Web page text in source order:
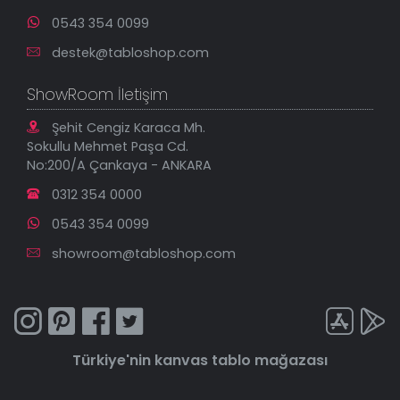
0543 354 0099
destek@tabloshop.com
ShowRoom İletişim
Şehit Cengiz Karaca Mh.
Sokullu Mehmet Paşa Cd.
No:200/A Çankaya - ANKARA
0312 354 0000
0543 354 0099
showroom@tabloshop.com
Türkiye'nin kanvas tablo mağazası